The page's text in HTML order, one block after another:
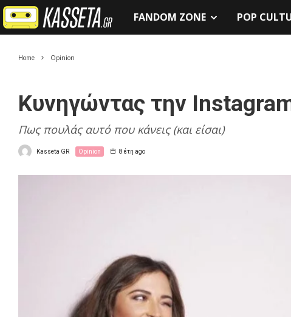
FANDOM ZONE POP
Home Opinion
Κυνηγώντας την
Πως πουλάς αυτό που κάνεις (και είσαι)
Kasseta GR Opinion 8 έτη ago